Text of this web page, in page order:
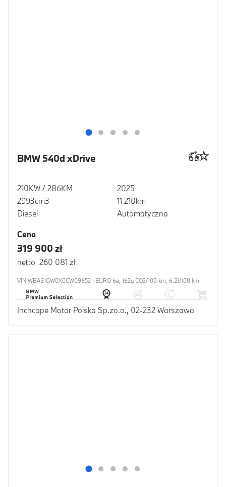
BMW 540d xDrive
210KW / 286KM
2993cm3
Diesel
2025
11 210km
Automatyczna
Cena
319 900 zł
netto 260 081 zł
VIN WBA31GW0X0CW09652 | EURO 6e, 162g CO2/100 km, 6.2l/100 km
Inchcape Motor Polska Sp.zo.o., 02-232 Warszawa